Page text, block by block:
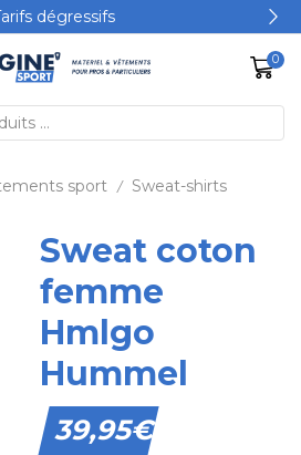
dégressifs
0
sport / Sweat-shirts
Sweat coton
femme
Hmlgo
Hummel
39,95€